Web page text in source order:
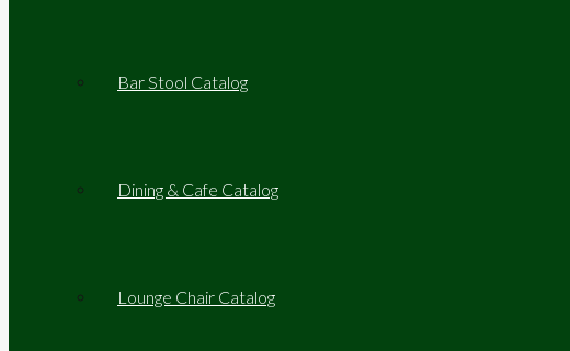
Bar Stool Catalog
Dining & Cafe Catalog
Lounge Chair Catalog